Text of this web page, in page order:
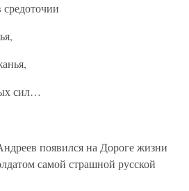
средоточии
сил…
появился на Дороге жизни
самой страшной русской